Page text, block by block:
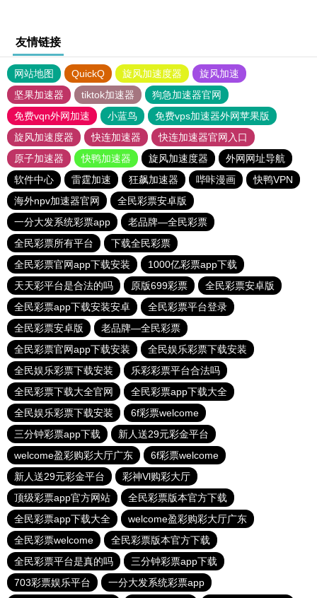
友情链接
网站地图 QuickQ 旋风加速度器
旋风加速
坚果加速器
tiktok加速器
狗急加速器官网
免费vqn外网加速
小蓝鸟
免费vps加速器外网苹果版
旋风加速度器
快连加速器
快连加速器官网入口
原子加速器
快鸭加速器 旋风加速度器
外网网址导航
软件中心
雷霆加速 狂飙加速器 哔咔漫画
快鸭VPN
海外npv加速器官网
全民彩票安卓版
一分大发系统彩票app
老品牌—全民彩票
全民彩票所有平台
下载全民彩票
全民彩票官网app下载安装
1000亿彩票app下载
天天彩平台是合法的吗
原版699彩票
全民彩票安卓版
全民彩票app下载安装安卓
全民彩票平台登录
全民彩票安卓版
老品牌—全民彩票
全民彩票官网app下载安装
全民娱乐彩票下载安装
全民娱乐彩票下载安装
乐彩彩票平台合法吗
全民彩票下载大全官网
全民彩票app下载大全
全民娱乐彩票下载安装
6f彩票welcome
三分钟彩票app下载
新人送29元彩金平台
welcome盈彩购彩大厅广东
6f彩票welcome
新人送29元彩金平台
彩神Vl购彩大厅
顶级彩票app官方网站
全民彩票版本官方下载
全民彩票app下载大全
welcome盈彩购彩大厅广东
全民彩票welcome
全民彩票版本官方下载
全民彩票平台是真的吗
三分钟彩票app下载
703彩票娱乐平台
一分大发系统彩票app